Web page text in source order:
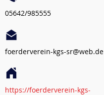
05642/985555
foerderverein-kgs-sr@web.de
https://foerderverein-kgs-